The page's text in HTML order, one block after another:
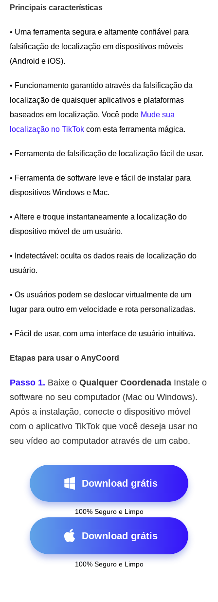
Principais características
• Uma ferramenta segura e altamente confiável para
falsificação de localização em dispositivos móveis
(Android e iOS).
• Funcionamento garantido através da falsificação da
localização de quaisquer aplicativos e plataformas
baseados em localização. Você pode Mude sua
localização no TikTok com esta ferramenta mágica.
• Ferramenta de falsificação de localização fácil de usar.
• Ferramenta de software leve e fácil de instalar para
dispositivos Windows e Mac.
• Altere e troque instantaneamente a localização do
dispositivo móvel de um usuário.
• Indetectável: oculta os dados reais de localização do
usuário.
• Os usuários podem se deslocar virtualmente de um
lugar para outro em velocidade e rota personalizadas.
• Fácil de usar, com uma interface de usuário intuitiva.
Etapas para usar o AnyCoord
Passo 1. Baixe o Qualquer Coordenada Instale o
software no seu computador (Mac ou Windows).
Após a instalação, conecte o dispositivo móvel
com o aplicativo TikTok que você deseja usar no
seu vídeo ao computador através de um cabo.
Download grátis
100% Seguro e Limpo
Download grátis
100% Seguro e Limpo